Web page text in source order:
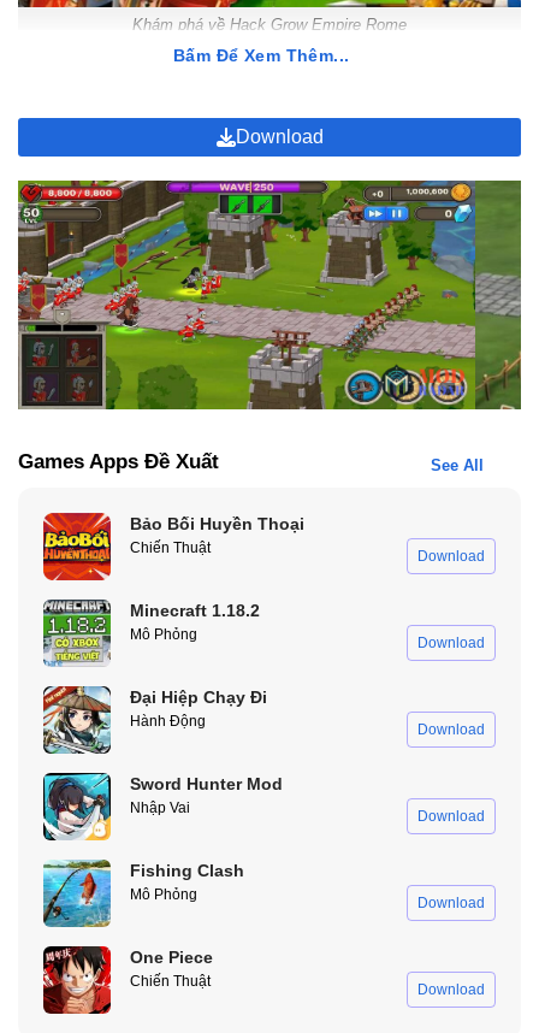
Khám phá về Hack Grow Empire Rome
Vẫn giữ nguyên lối chơi của phiên bản gốc, Grow Empire Rome
Mod APK sẽ đưa bạn vào hành trình khám phá và chinh phục thế
giới, để giúp nâng cao sức mạnh của đế chế La Mã.
Gameplay của Hack Grow Empire Rome
Khám phá thế giới đầy ấn tượng
Trong Mod Grow Empire Rome, bạn điều khiển quân đội khám
quân lính từ các phe khác. Hãy xây dựng chiến lược hoàn hảo để
trở nên mạnh mẽ và chinh phục các đế chế.
Bấm Để Xem Thêm...
Download
Games Apps Đề Xuất See All
Bảo Bối Huyền Thoại
Chiến Thuật Download
Minecraft 1.18.2
Mô Phỏng Download
Đại Hiệp Chạy Đi
Hành Động Download
Sword Hunter Mod
Nhập Vai Download
Fishing Clash
Mô Phỏng Download
One Piece
Chiến Thuật Download